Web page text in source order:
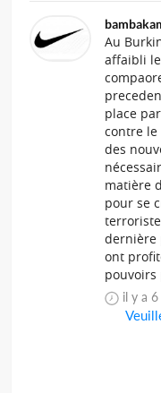
Au
affaibli
place
contre
des
matière
pour se
dernière
ont
il y a